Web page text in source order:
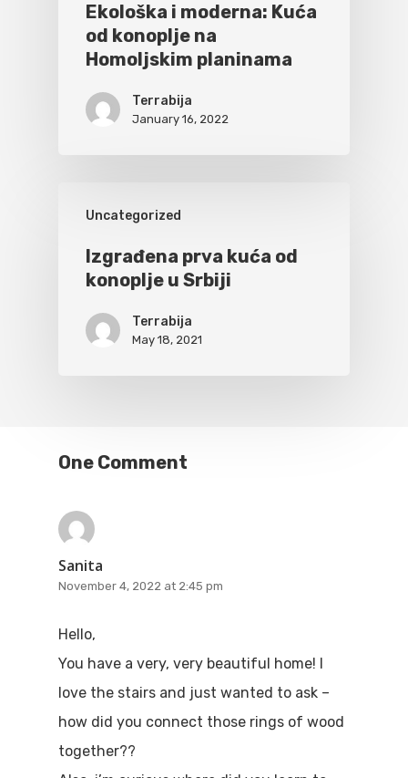
Ekološka i moderna: Kuća
od konoplje na
Homoljskim planinama
Terrabija
January 16, 2022
Uncategorized
Izgrađena prva kuća od
konoplje u Srbiji
Terrabija
May 18, 2021
One Comment
Sanita
November 4, 2022 at 2:45 pm
Hello,
You have a very, very beautiful home! I
love the stairs and just wanted to ask –
how did you connect those rings of wood
together??